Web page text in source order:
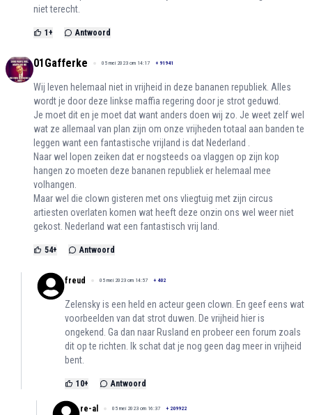
niet terecht.
1 + Antwoord
01Gafferke 05 mei 2023 om 14:17 + 91941
Wij leven helemaal niet in vrijheid in deze bananen republiek. Alles
wordt je door deze linkse maffia regering door je strot geduwd.
Je moet dit en je moet dat want anders doen wij zo. Je weet zelf wel
wat ze allemaal van plan zijn om onze vrijheden totaal aan banden te
leggen want een fantastische vrijland is dat Nederland .
Naar wel lopen zeiken dat er nogsteeds oa vlaggen op zijn kop
hangen zo moeten deze bananen republiek er helemaal mee
volhangen.
Maar wel die clown gisteren met ons vliegtuig met zijn circus
artiesten overlaten komen wat heeft deze onzin ons wel weer niet
gekost. Nederland wat een fantastisch vrij land.
54+ Antwoord
freud 05 mei 2023 om 14:57 + 402
Zelensky is een held en acteur geen clown. En geef eens wat
voorbeelden van dat strot duwen. De vrijheid hier is
ongekend. Ga dan naar Rusland en probeer een forum zoals
dit op te richten. Ik schat dat je nog geen dag meer in vrijheid
bent.
10+ Antwoord
re-al 05 mei 2023 om 16:37 + 209922